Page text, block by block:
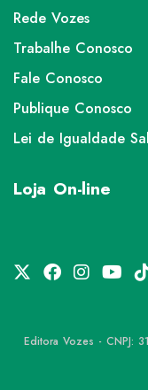
Rede Vozes
Trabalhe Conosco
Fale Conosco
Publique Conosco
Lei de Igualdade
Loja On-line
Editora Vozes - CNPJ: